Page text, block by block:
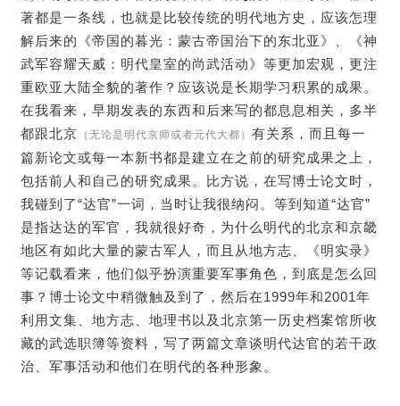
著都是一条线，也就是比较传统的明代地方史，应该怎理
解后来的《帝国的暮光：蒙古帝国治下的东北亚》、《神
武军容耀天威：明代皇室的尚武活动》等更加宏观，更注
重欧亚大陆全貌的著作？应该说是长期学习积累的成果。
在我看来，早期发表的东西和后来写的都息息相关，多半
都跟北京 （无论是明代京师或者元代大都） 有关系，而且每一
篇新论文或每一本新书都是建立在之前的研究成果之上，
包括前人和自己的研究成果。比方说，在写博士论文时，
我碰到了“达官”一词，当时让我很纳闷。等到知道“达官”
是指达达的军官，我就很好奇，为什么明代的北京和京畿
地区有如此大量的蒙古军人，而且从地方志、《明实录》
等记载看来，他们似乎扮演重要军事角色，到底是怎么回
事？博士论文中稍微触及到了，然后在1999年和2001年
利用文集、地方志、地理书以及北京第一历史档案馆所收
藏的武选职簿等资料，写了两篇文章谈明代达官的若干政
治、军事活动和他们在明代的各种形象。